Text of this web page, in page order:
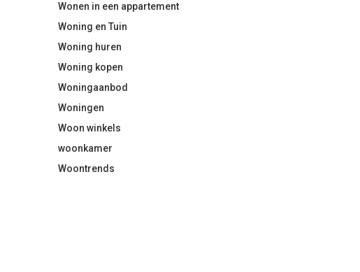
Wonen in een appartement
Woning en Tuin
Woning huren
Woning kopen
Woningaanbod
Woningen
Woon winkels
woonkamer
Woontrends